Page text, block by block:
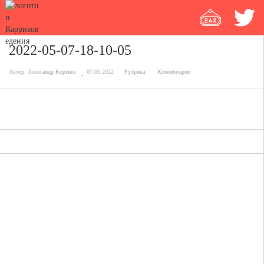
2022-05-07-18-10-05
Автор: Александр Коренев 07.05.2022 Рубрика: Комментарии